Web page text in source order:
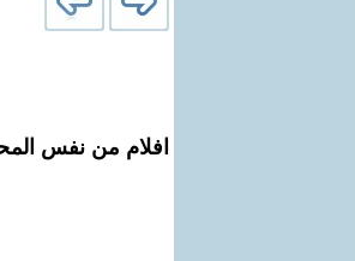
افلام من نفس